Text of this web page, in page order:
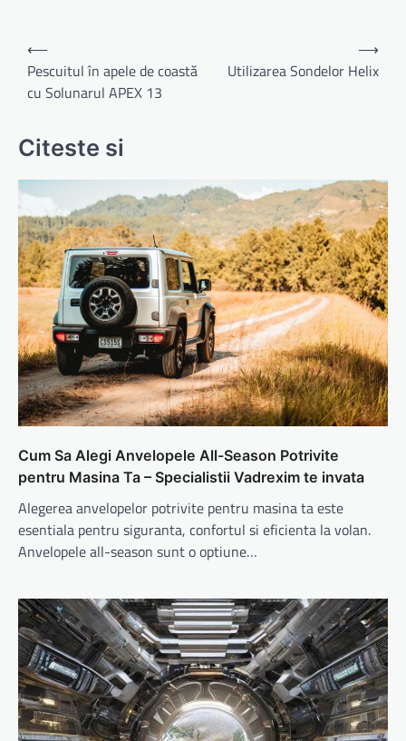
Navigare
în
articole
⟵
Pescuitul în apele de coastă
cu Solunarul APEX 13
Utilizarea Sondelor Helix
⟶
Citeste si
Cum Sa Alegi Anvelopele All-Season Potrivite
pentru Masina Ta – Specialistii Vadrexim te invata
Alegerea anvelopelor potrivite pentru masina ta este
esentiala pentru siguranta, confortul si eficienta la volan.
Anvelopele all-season sunt o optiune…